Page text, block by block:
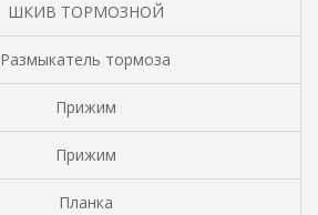
ШКИВ ТОРМОЗНОЙ
Размыкатель тормоза
Прижим
Прижим
Планка